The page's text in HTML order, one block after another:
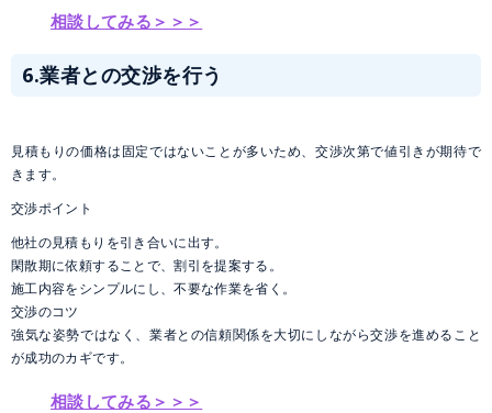
相談してみる＞＞＞
6.業者との交渉を行う
見積もりの価格は固定ではないことが多いため、交渉次第で値引きが期待で
きます。
交渉ポイント
他社の見積もりを引き合いに出す。
閑散期に依頼することで、割引を提案する。
施工内容をシンプルにし、不要な作業を省く。
交渉のコツ
強気な姿勢ではなく、業者との信頼関係を大切にしながら交渉を進めること
が成功のカギです。
相談してみる＞＞＞